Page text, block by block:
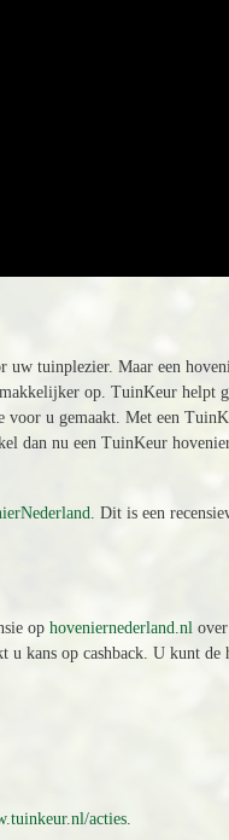
uw tuinplezier. Maar een
op. TuinKeur helpt
u gemaakt. Met een
dan nu een TuinKeur
. Dit is een
op hoveniernederland.nl
u kans op cashback. U kunt
acties